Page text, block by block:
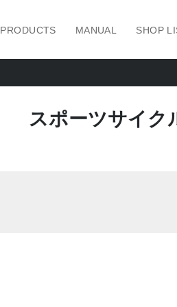
PRODUCTS MANUAL SHOP
スポーツサイク